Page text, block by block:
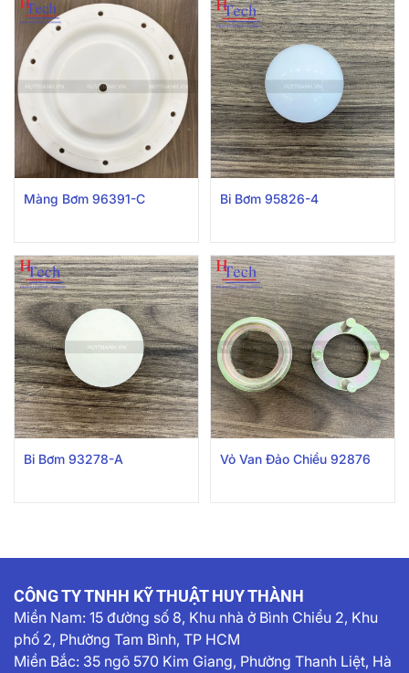
Màng Bơm 96391-C Bi Bơm 95826-4
Bi Bơm 93278-A Vỏ Van Đảo Chiều 92876
CÔNG TY TNHH KỸ THUẬT HUY THÀNH
Miền Nam: 15 đường số 8, Khu nhà ở Bình Chiểu 2, Khu
phố 2, Phường Tam Bình, TP HCM
Miền Bắc: 35 ngõ 570 Kim Giang, Phường Thanh Liệt, Hà